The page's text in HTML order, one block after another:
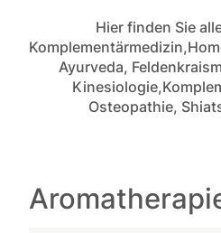
Hier finden Sie
Ayurveda,
Osteopathie,